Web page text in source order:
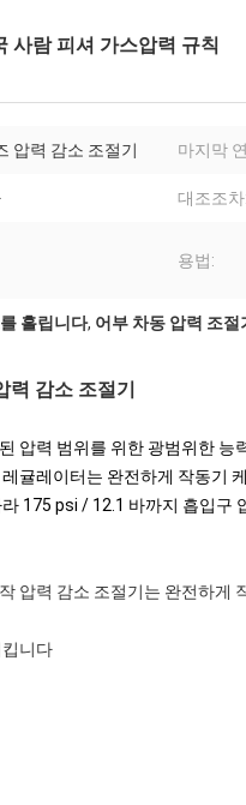
사람 피셔 가스압력 규칙
압력 감소 조절기 마지막
대조조차:
용법:
흘립니다, 어부 차동 압력 조절
력 감소 조절기
압력 범위를 위한 광범위한
귤레이터는 완전하게 작동기
175 psi / 12.1 바까지 흡입구
압력 감소 조절기는 완전하게
니다